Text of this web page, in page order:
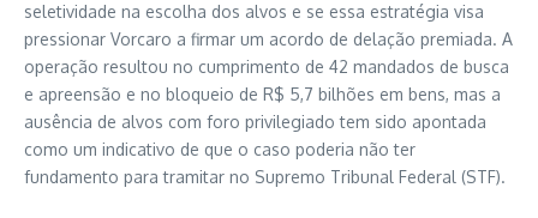
seletividade na escolha dos alvos e se essa estratégia visa
pressionar Vorcaro a firmar um acordo de delação premiada. A
operação resultou no cumprimento de 42 mandados de busca
e apreensão e no bloqueio de R$ 5,7 bilhões em bens, mas a
ausência de alvos com foro privilegiado tem sido apontada
como um indicativo de que o caso poderia não ter
fundamento para tramitar no Supremo Tribunal Federal (STF).